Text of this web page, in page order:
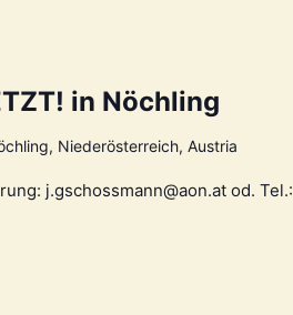
in Nöchling
Niederösterreich, Austria
j.gschossmann@aon.at od. Tel.: